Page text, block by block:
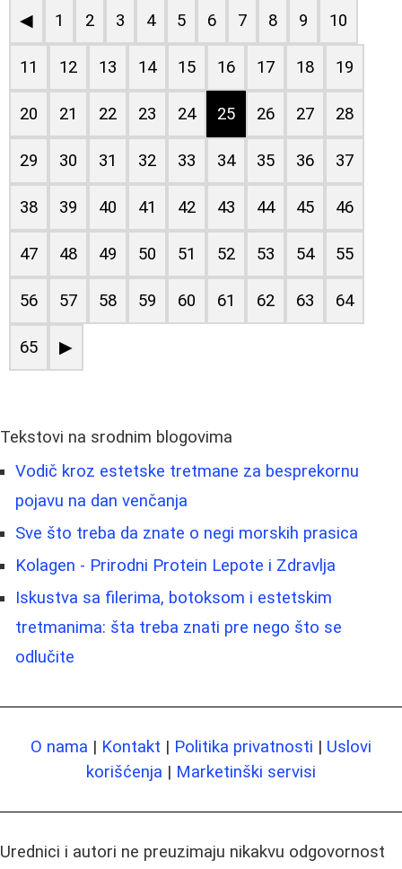
◀ 1 2 3 4 5 6 7 8 9 10
11 12 13 14 15 16 17 18 19
20 21 22 23 24 25 26 27 28
29 30 31 32 33 34 35 36 37
38 39 40 41 42 43 44 45 46
47 48 49 50 51 52 53 54 55
56 57 58 59 60 61 62 63 64
65 ▶
Tekstovi na srodnim blogovima
Vodič kroz estetske tretmane za besprekornu
pojavu na dan venčanja
Sve što treba da znate o negi morskih prasica
Kolagen - Prirodni Protein Lepote i Zdravlja
Iskustva sa filerima, botoksom i estetskim
tretmanima: šta treba znati pre nego što se
odlučite
O nama | Kontakt | Politika privatnosti | Uslovi
korišćenja | Marketinški servisi
Urednici i autori ne preuzimaju nikakvu odgovornost